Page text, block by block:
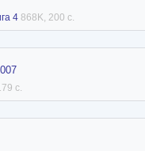
4 868K, 200 с.
с.